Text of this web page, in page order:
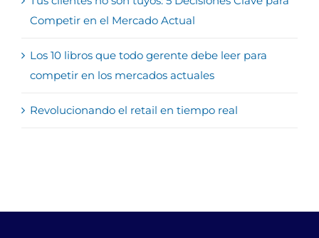
Competir en el Mercado Actual
Los 10 libros que todo gerente debe leer para
competir en los mercados actuales
Revolucionando el retail en tiempo real